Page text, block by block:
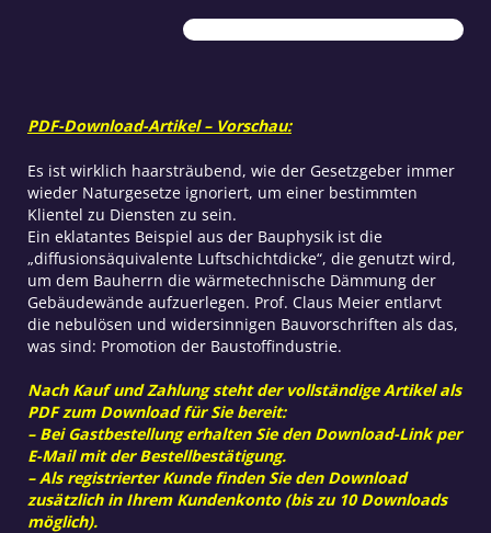
Teil
3
PDF-Download-Artikel – Vorschau:
Es ist wirklich haarsträubend, wie der Gesetzgeber immer
wieder Naturgesetze ignoriert, um einer bestimmten
Klientel zu Diensten zu sein.
Ein eklatantes Beispiel aus der Bauphysik ist die
„diffusionsäquivalente Luftschichtdicke“, die genutzt wird,
um dem Bauherrn die wärmetechnische Dämmung der
Gebäudewände aufzuerlegen. Prof. Claus Meier entlarvt
die nebulösen und widersinnigen Bauvorschriften als das,
was sind: Promotion der Baustoffindustrie.
Nach Kauf und Zahlung steht der vollständige Artikel als
PDF zum Download für Sie bereit:
– Bei Gastbestellung erhalten Sie den Download-Link per
E-Mail mit der Bestellbestätigung.
– Als registrierter Kunde finden Sie den Download
zusätzlich in Ihrem Kundenkonto (bis zu 10 Downloads
möglich).